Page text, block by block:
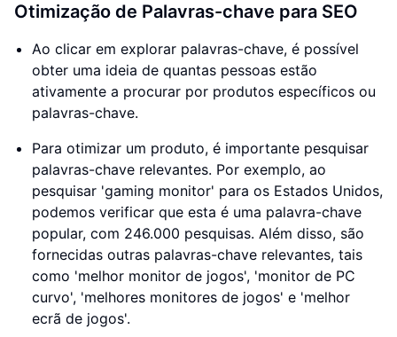
Otimização de Palavras-chave para SEO
Ao clicar em explorar palavras-chave, é possível
obter uma ideia de quantas pessoas estão
ativamente a procurar por produtos específicos ou
palavras-chave.
Para otimizar um produto, é importante pesquisar
palavras-chave relevantes. Por exemplo, ao
pesquisar 'gaming monitor' para os Estados Unidos,
podemos verificar que esta é uma palavra-chave
popular, com 246.000 pesquisas. Além disso, são
fornecidas outras palavras-chave relevantes, tais
como 'melhor monitor de jogos', 'monitor de PC
curvo', 'melhores monitores de jogos' e 'melhor
ecrã de jogos'.